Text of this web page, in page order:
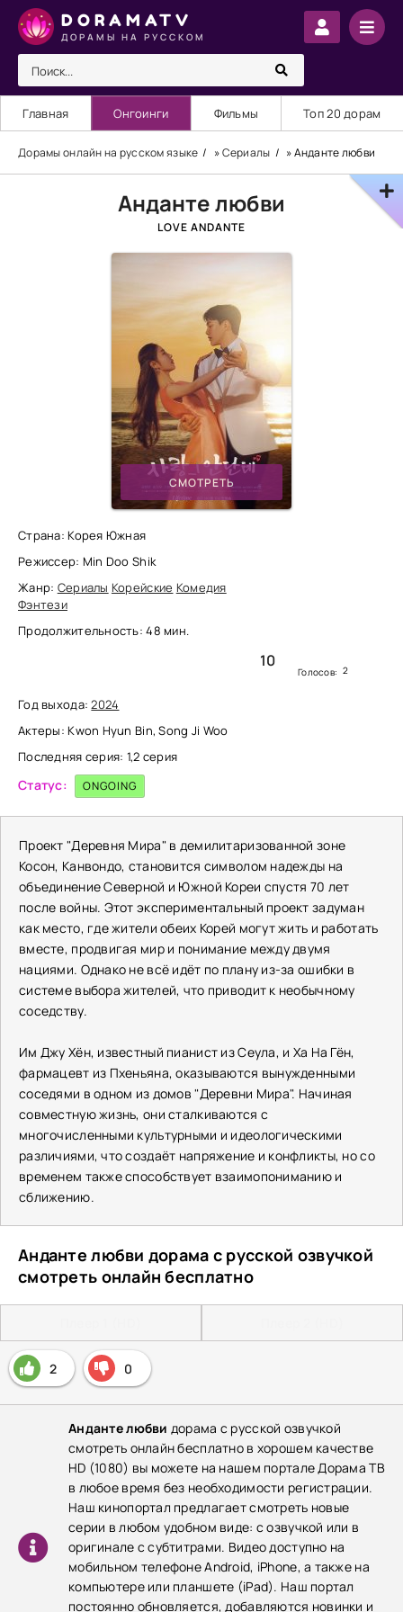
DORAMATV
ДОРАМЫ НА РУССКОМ
Главная Онгоинги Фильмы Топ 20 дорам
Дорамы онлайн на русском языке »Сериалы » Анданте любви
Анданте любви
LOVE ANDANTE
СМОТРЕТЬ
Страна: Корея Южная
Режиссер: Min Doo Shik
Жанр: Сериалы Корейские Комедия
Фэнтези
Продолжительность: 48 мин.
10
Голосов: 2
Год выхода:2024
Актеры: Kwon Hyun Bin, Song Ji Woo
Последняя серия: 1,2 серия
Статус: ONGOING
Проект "Деревня Мира" в демилитаризованной зоне
Косон, Канвондо, становится символом надежды на
объединение Северной и Южной Кореи спустя 70 лет
после войны. Этот экспериментальный проект задуман
как место, где жители обеих Корей могут жить и работать
вместе, продвигая мир и понимание между двумя
нациями. Однако не всё идёт по плану из-за ошибки в
системе выбора жителей, что приводит к необычному
соседству.
Им Джу Хён, известный пианист из Сеула, и Ха На Гён,
фармацевт из Пхеньяна, оказываются вынужденными
соседями в одном из домов "Деревни Мира". Начиная
совместную жизнь, они сталкиваются с
многочисленными культурными и идеологическими
различиями, что создаёт напряжение и конфликты, но со
временем также способствует взаимопониманию и
сближению.
Анданте любви дорама с русской озвучкой
смотреть онлайн бесплатно
2 0
Анданте любви дорама с русской озвучкой
смотреть онлайн бесплатно в хорошем качестве
HD (1080) вы можете на нашем портале Дорама ТВ
в любое время без необходимости регистрации.
Наш кинопортал предлагает смотреть новые
серии в любом удобном виде: с озвучкой или в
оригинале с субтитрами. Видео доступно на
мобильном телефоне Android, iPhone, а также на
компьютере или планшете (iPad). Наш портал
постоянно обновляется, добавляются новинки и